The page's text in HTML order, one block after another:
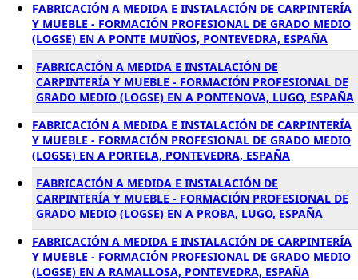
FABRICACIÓN A MEDIDA E INSTALACIÓN DE CARPINTERÍA
Y MUEBLE - FORMACIÓN PROFESIONAL DE GRADO MEDIO
(LOGSE) EN A PONTE MUIÑOS, PONTEVEDRA, ESPAÑA
FABRICACIÓN A MEDIDA E INSTALACIÓN DE
CARPINTERÍA Y MUEBLE - FORMACIÓN PROFESIONAL DE
GRADO MEDIO (LOGSE) EN A PONTENOVA, LUGO, ESPAÑA
FABRICACIÓN A MEDIDA E INSTALACIÓN DE CARPINTERÍA
Y MUEBLE - FORMACIÓN PROFESIONAL DE GRADO MEDIO
(LOGSE) EN A PORTELA, PONTEVEDRA, ESPAÑA
FABRICACIÓN A MEDIDA E INSTALACIÓN DE
CARPINTERÍA Y MUEBLE - FORMACIÓN PROFESIONAL DE
GRADO MEDIO (LOGSE) EN A PROBA, LUGO, ESPAÑA
FABRICACIÓN A MEDIDA E INSTALACIÓN DE CARPINTERÍA
Y MUEBLE - FORMACIÓN PROFESIONAL DE GRADO MEDIO
(LOGSE) EN A RAMALLOSA, PONTEVEDRA, ESPAÑA